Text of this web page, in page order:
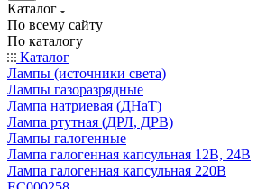
Каталог
По всему сайту
По каталогу
Каталог
Лампы (источники света)
Лампы газоразрядные
Лампа натриевая (ДНаТ)
Лампа ртутная (ДРЛ, ДРВ)
Лампы галогенные
Лампа галогенная капсульная 12В, 24В
Лампа галогенная капсульная 220В